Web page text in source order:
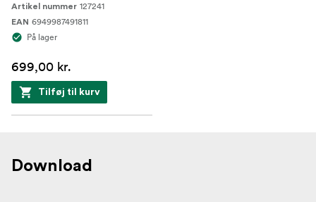
Artikel nummer 127241
EAN 6949987491811
På lager
699,00 kr.
Tilføj til kurv
Download